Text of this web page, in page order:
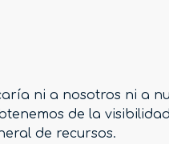
ni a nosotros ni a
de la
de recursos.